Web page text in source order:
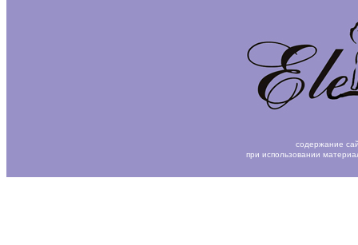
содержание
при использовании